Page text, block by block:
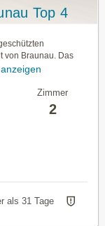
Top 4
von Braunau. Das
Zimmer
2
als 31 Tage